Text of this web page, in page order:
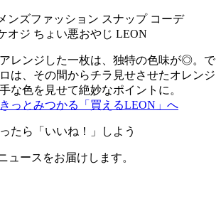
レンジした一枚は、独特の色味が◎。で
は、その間からチラ見せさせたオレンジ
な色を見せて絶妙なポイントに。
っとみつかる「買えるLEON」へ
たら「いいね！」しよう
ュースをお届けします。